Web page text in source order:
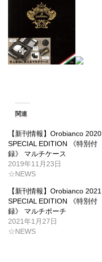
関連
【新刊情報】Orobianco 2020
SPECIAL EDITION 《特別付
録》 マルチケース
2019年11月23日
☆NEWS
【新刊情報】Orobianco 2021
SPECIAL EDITION 《特別付
録》 マルチポーチ
2021年1月27日
☆NEWS